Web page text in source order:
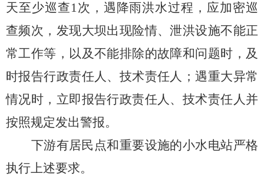
天至少巡查1次，遇降雨洪水过程，应加密巡
查频次，发现大坝出现险情、泄洪设施不能正
常工作等 ，以及不能排除的故障和问题时，及
时报告行政责任人、技术责任人；遇重大异常
情况时，立即报告行政责任人、技术责任人并
按照规定发出警报。
下游有居民点和重要设施的小水电站严格
执行上述要求。